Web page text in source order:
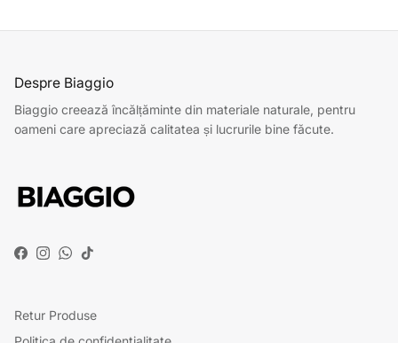
Despre Biaggio
Biaggio creează încălțăminte din materiale naturale, pentru
oameni care apreciază calitatea și lucrurile bine făcute.
Facebook
Instagram
WhatsApp
TikTok
Retur Produse